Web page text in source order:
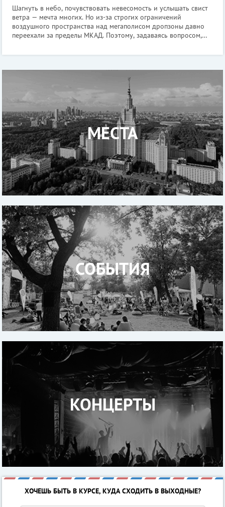
Шагнуть в небо, почувствовать невесомость и услышать свист
ветра — мечта многих. Но из-за строгих ограничений
воздушного пространства над мегаполисом дропзоны давно
переехали за пределы МКАД. Поэтому, задаваясь вопросом,
отправляются на просто
МЕСТА
СОБЫТИЯ
КОНЦЕРТЫ
ХОЧЕШЬ БЫТЬ В КУРСЕ, КУДА СХОДИТЬ В ВЫХОДНЫЕ?